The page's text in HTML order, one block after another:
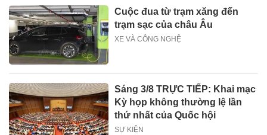
Cuộc đua từ trạm xăng đến
trạm sạc của châu Âu
XE VÀ CÔNG NGHỆ
Sáng 3/8 TRỰC TIẾP: Khai mạc
Kỳ họp không thường lệ lần
thứ nhất của Quốc hội
SỰ KIỆN